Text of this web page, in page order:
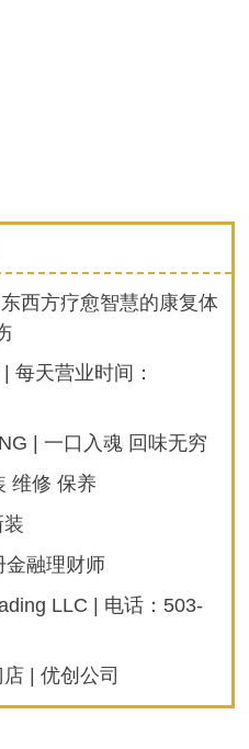
西方疗愈智慧的康复体
每天营业时间：
| 一口入魂 回味无穷
维修 保养
金融理财师
LLC | 电话：503-
| 优创公司